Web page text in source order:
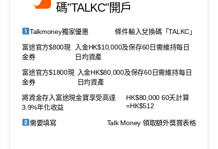
碼"TALKC"開戶
Talkmoney獨家優惠
條件輸入兌換碼「TALKC」
富途官方$800現
金券
入金HK$10,000及保存60日需維持每日
日均資產
富途官方$1800現
金券
入金HK$80,000及保存60日需維持每日
日均資產
將資金存入富途現金寶享受高達
3.9%年化收益
HK$80,000 60天計算
=HK$512
需要填寫 Talk Money 領取額外獎賞表格